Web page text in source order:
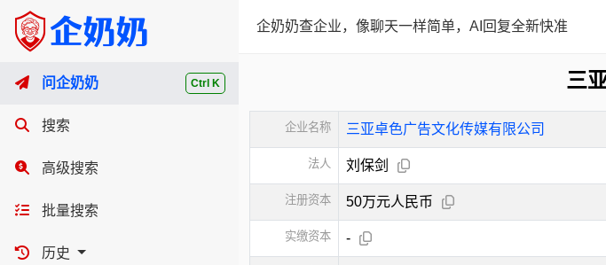
Ctrl K
问企奶奶
搜索
高级搜索
批量搜索
历史
企奶奶查企业，像聊天一样简单，AI回复全新快准
三
企业名称 三亚卓色广告文化传媒有限公司
法人 刘保剑
注册资本 50万元人民币
实缴资本 -